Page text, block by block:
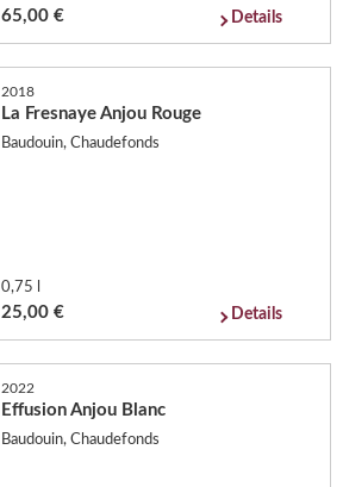
65,00 € Details
2018
La Fresnaye Anjou Rouge
Baudouin, Chaudefonds
0,75 l
25,00 € Details
2022
Effusion Anjou Blanc
Baudouin, Chaudefonds